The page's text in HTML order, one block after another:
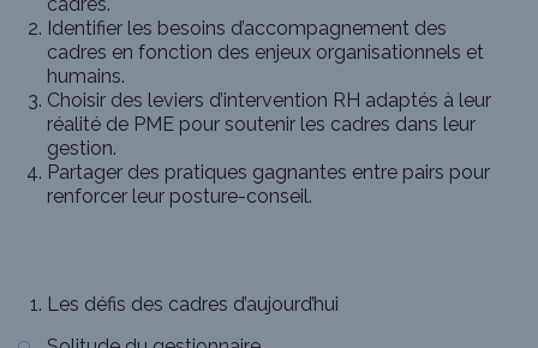
Identifier les besoins d’accompagnement des
cadres en fonction des enjeux organisationnels et
humains.
Choisir des leviers d’intervention RH adaptés à leur
réalité de PME pour soutenir les cadres dans leur
gestion.
Partager des pratiques gagnantes entre pairs pour
renforcer leur posture-conseil.
Les défis des cadres d’aujourd’hui